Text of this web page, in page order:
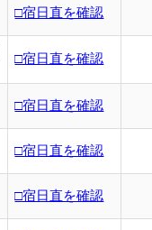
□宿日直を確認
□宿日直を確認
□宿日直を確認
□宿日直を確認
□宿日直を確認